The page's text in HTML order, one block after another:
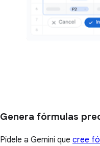
Genera fórmulas
Pídele a Gemini que cree